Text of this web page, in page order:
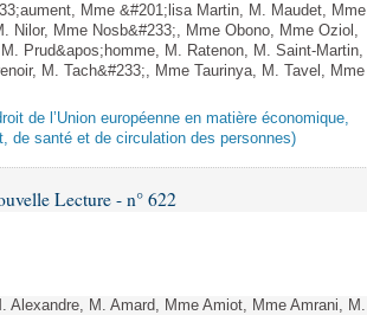
Mme &#201;lisa Martin, M. Maudet, Mme
Nilor, Mme Nosb&#233;, Mme Obono, Mme Oziol,
Prud&apos;homme, M. Ratenon, M. Saint-Martin,
M. Tach&#233;, Mme Taurinya, M. Tavel, Mme
de l’Union européenne en matière économique,
de santé et de circulation des personnes)
Lecture - n° 622
Alexandre, M. Amard, Mme Amiot, Mme Amrani, M.